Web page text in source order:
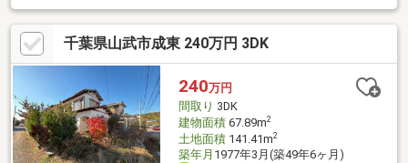
す。・スタッフ一同、誠心誠意ご対応させていただきます！◆経
験知識が豊富なスタッフが在籍！迅速な対応を心掛けておりま
す。・お問合せを受けてから即日ご対応をさせていただきま
す。・その他物件情報も多数ございます！お気軽にお問い合わせ
千葉県山武市成東 240万円 3DK
240万円
間取り 3DK
建物面積67.89m2
土地面積141.41m2
築年月 1977年3月(築49年6ヶ月)